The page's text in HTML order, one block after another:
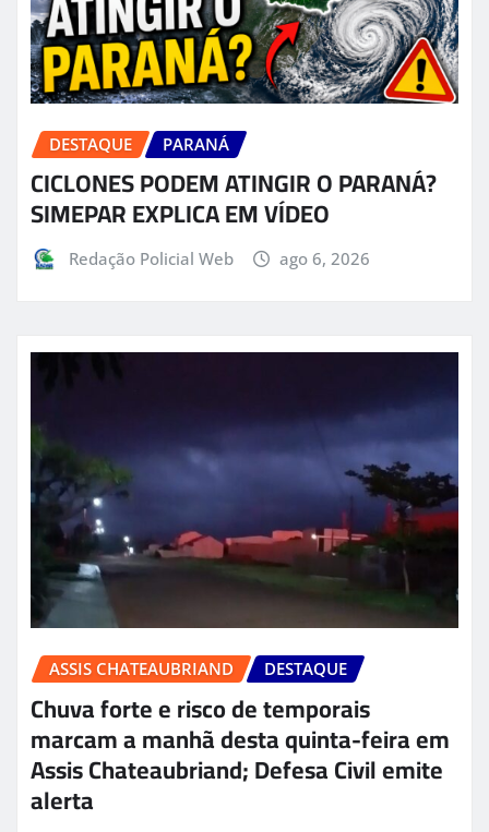
DESTAQUE PARANÁ
CICLONES PODEM ATINGIR O PARANÁ?
SIMEPAR EXPLICA EM VÍDEO
Redação Policial Web ago 6, 2026
ASSIS CHATEAUBRIAND DESTAQUE
Chuva forte e risco de temporais
marcam a manhã desta quinta-feira em
Assis Chateaubriand; Defesa Civil emite
alerta